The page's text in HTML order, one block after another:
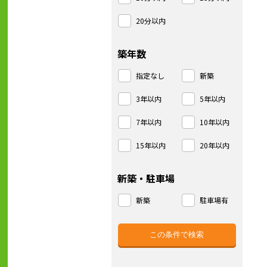
20分以内
築年数
指定なし 新築
3年以内 5年以内
7年以内 10年以内
15年以内 20年以内
新築・駐車場
新築 駐車場有